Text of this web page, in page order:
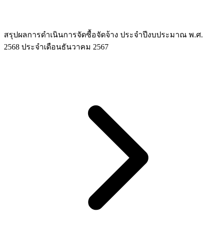
สรุปผลการดำเนินการจัดซื้อจัดจ้าง ประจำปีงบประมาณ พ.ศ.
2568 ประจำเดือนธันวาคม 2567